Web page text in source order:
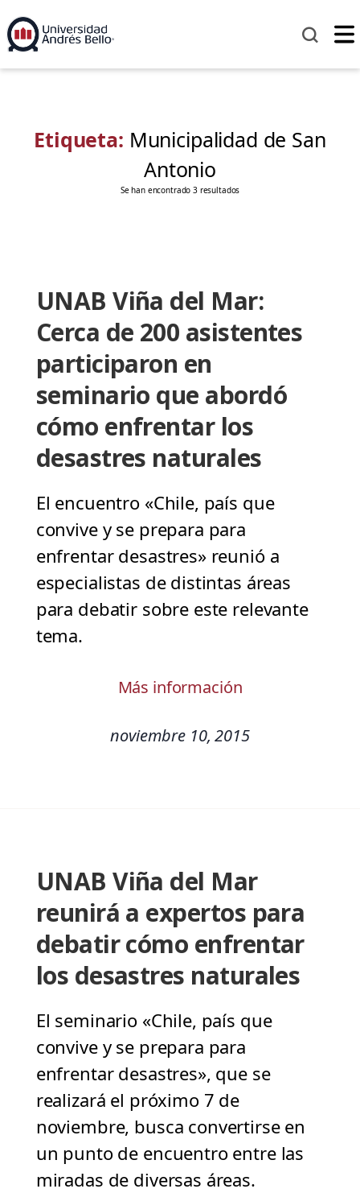
Etiqueta: Municipalidad de San
Antonio
Se han encontrado 3 resultados
UNAB Viña del Mar:
Cerca de 200 asistentes
participaron en
seminario que abordó
cómo enfrentar los
desastres naturales
El encuentro «Chile, país que
convive y se prepara para
enfrentar desastres» reunió a
especialistas de distintas áreas
para debatir sobre este relevante
tema.
Más información
noviembre 10, 2015
UNAB Viña del Mar
reunirá a expertos para
debatir cómo enfrentar
los desastres naturales
El seminario «Chile, país que
convive y se prepara para
enfrentar desastres», que se
realizará el próximo 7 de
noviembre, busca convertirse en
un punto de encuentro entre las
miradas de diversas áreas.